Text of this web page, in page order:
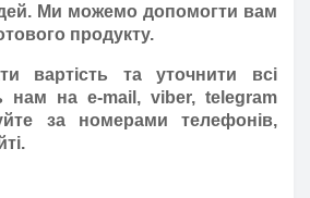
Ми можемо допомогти вам
продукту.
вартість та уточнити всі
нам на e-mail, viber, telegram
за номерами телефонів,